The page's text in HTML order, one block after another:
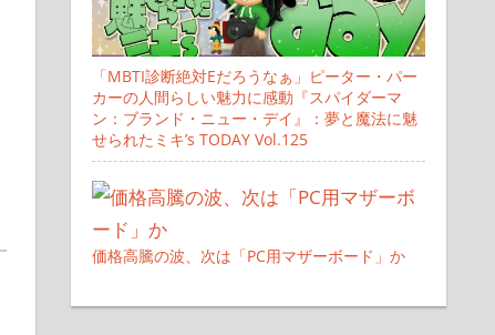
「MBTI診断絶対Eだろうなぁ」ピーター・パー
カーの人間らしい魅力に感動『スパイダーマ
ン：ブランド・ニュー・デイ』：夢と魔法に魅
せられたミキ’s TODAY Vol.125
価格高騰の波、次は「PC用マザーボード」か